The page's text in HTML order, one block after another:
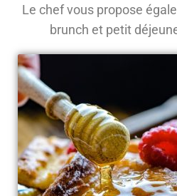
Le chef vous propose
brunch et petit